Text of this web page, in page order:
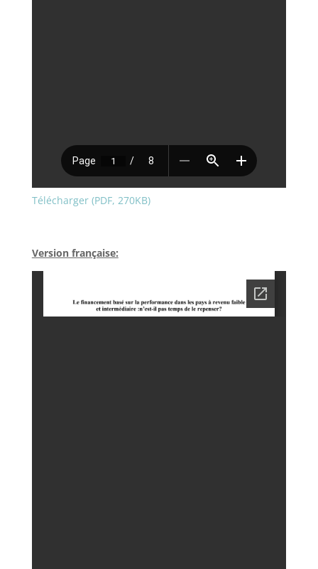
Télécharger (PDF, 270KB)
Version française: